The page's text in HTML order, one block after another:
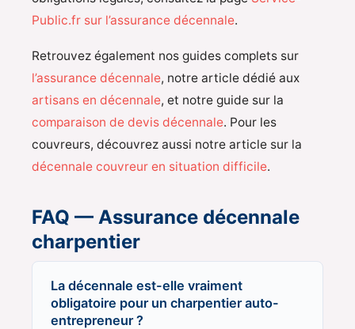
Public.fr sur l’assurance décennale.
Retrouvez également nos guides complets sur
l’assurance décennale, notre article dédié aux
artisans en décennale, et notre guide sur la
comparaison de devis décennale. Pour les
couvreurs, découvrez aussi notre article sur la
décennale couvreur en situation difficile.
FAQ — Assurance décennale
charpentier
La décennale est-elle vraiment
obligatoire pour un charpentier auto-
entrepreneur ?